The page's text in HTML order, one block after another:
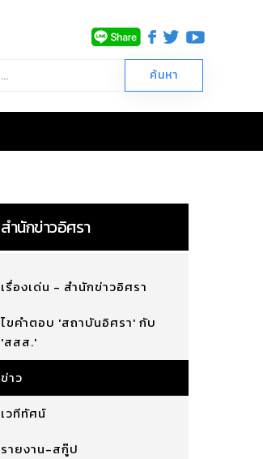
สำนักข่าวอิศรา
เรื่องเด่น - สำนักข่าวอิศรา
ไขคำตอบ 'สถาบันอิศรา' กับ
'สสส.'
ข่าว
เวทีทัศน์
รายงาน-สกู๊ป